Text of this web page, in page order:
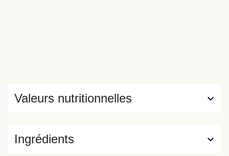
Ingrédients
Valeurs nutritionnelles